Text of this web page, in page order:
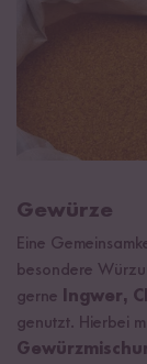
Gewürze
Eine
besondere
gerne
Ingwer,
genutzt. Hierbei